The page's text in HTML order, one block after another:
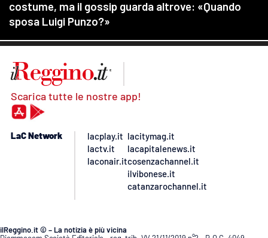
Scarica tutte le nostre app!
LaC Network
lacplay.it
lactv.it
laconair.it
lacitymag.it
lacapitalenews.it
cosenzachannel.it
ilvibonese.it
catanzarochannel.it
ilReggino.it © – La notizia è più vicina